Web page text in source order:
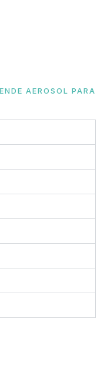
AEROSOL PARA